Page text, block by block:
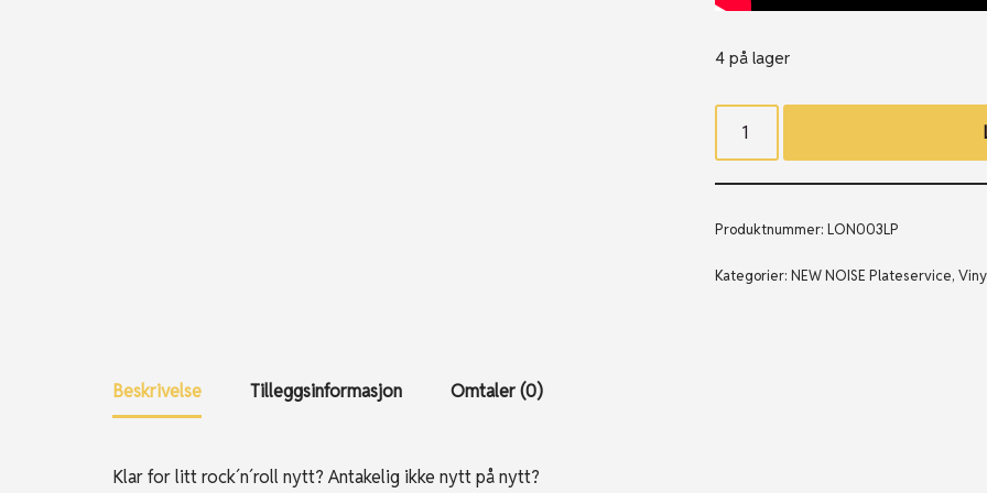
4 på lager
Produktnummer:LON003LP
Kategorier:NEW NOISE Plateservice,
Beskrivelse Tilleggsinformasjon Omtaler (0)
Klar for litt rock´n´roll nytt? Antakelig ikke nytt på nytt?